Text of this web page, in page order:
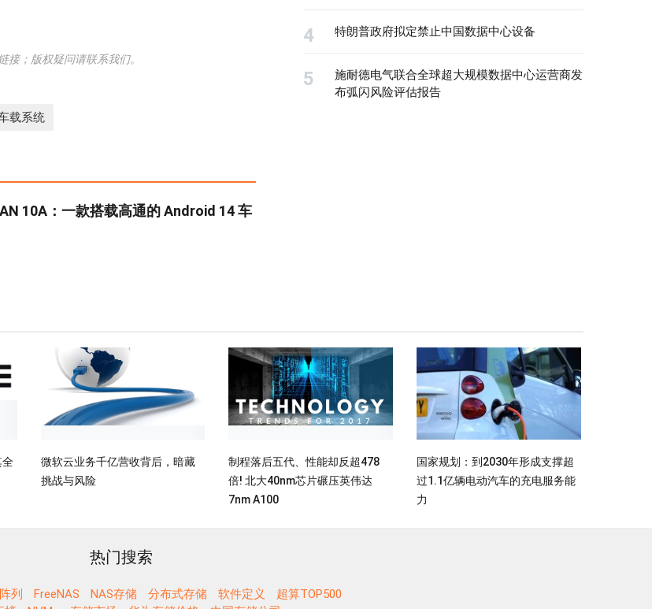
；版权疑问请联系我们。
载系统
10A：一款搭载高通的 Android 14 车
特朗普政府拟定禁止中国数据中心设备
施耐德电气联合全球超大规模数据中心运营商发
布弧闪风险评估报告
微软云业务千亿营收背后，暗藏
挑战与风险
制程落后五代、性能却反超478
倍! 北大40nm芯片碾压英伟达
7nm A100
国家规划：到2030年形成支撑超
过1.1亿辆电动汽车的充电服务能
力
热门搜索
列 FreeNAS NAS存储 分布式存储 软件定义
超算TOP500